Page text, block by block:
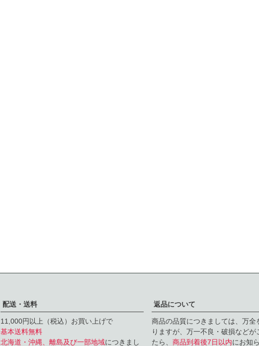
配送・送料
11,000円以上（税込）お買い上げで
基本送料無料
北海道・沖縄、離島及び一部地域につきまし
返品について
商品の品質につきましては、万全
りますが、万一不良・破損などが
たら、 商品到着後7日以内にお知